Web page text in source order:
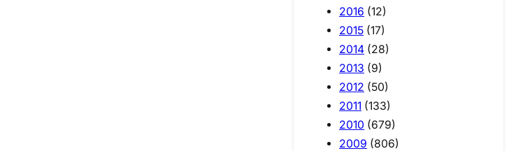
2016 (12)
2015 (17)
2014 (28)
2013 (9)
2012 (50)
2011 (133)
2010 (679)
2009 (806)